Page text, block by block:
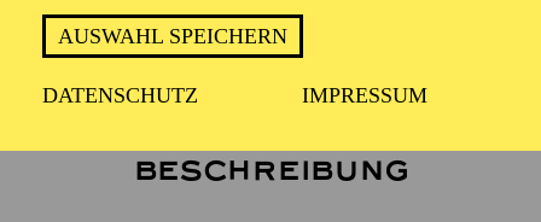
AUSWAHL SPEICHERN
DATENSCHUTZ IMPRESSUM
Beschreibung